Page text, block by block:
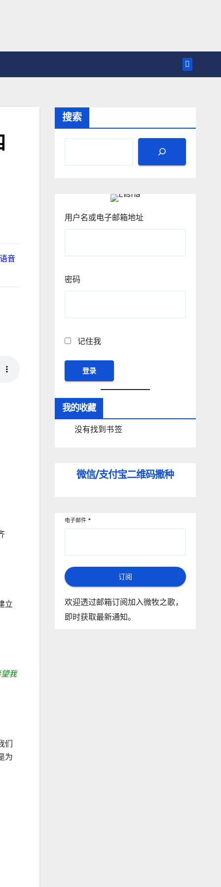
音
立
我
们
为
搜索
用户名或电子邮箱地址
密码
记住我
我的收藏
没有找到书签
微信/支付宝二维码撒种
电子邮件 *
订阅
欢迎透过邮箱订阅加入微牧之歌，
即时获取最新通知。